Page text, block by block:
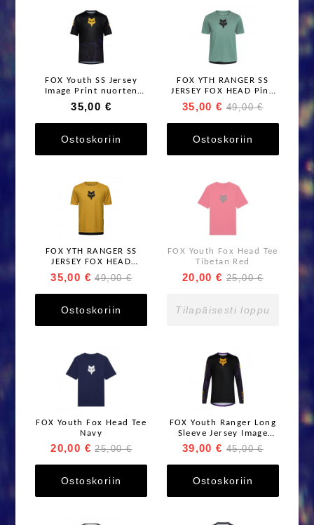
FOX Youth SS Jersey
Image Print nuorten
lyhythihainen ajopaita
35,00 €
Ostoskoriin
FOX YTH RANGER SS
JERSEY FOX HEAD Pine
Green
35,00 € 49,00 €
Ostoskoriin
FOX YTH RANGER SS
JERSEY FOX HEAD
Bronze
35,00 € 49,00 €
Ostoskoriin
FOX Youth Fox Head Tee
Tibetan Red
20,00 € 25,00 €
Tilapäisesti loppu
FOX Youth Fox Head Tee
Navy
20,00 € 25,00 €
Ostoskoriin
FOX Youth Ranger Long
Sleeve Jersey Image
Print pitkähihainen
ajoaita Plum Purple
39,00 € 45,00 €
Ostoskoriin